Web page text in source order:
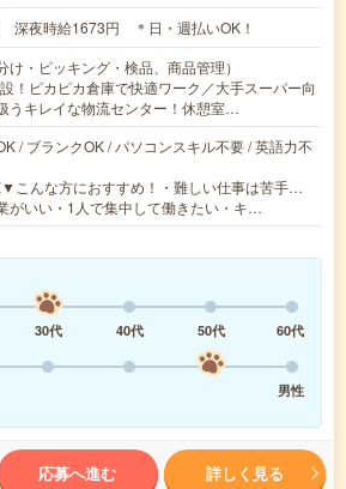
深夜時給1673円 ＊日・週払いOK！
け・ピッキング・検品、商品管理）
！ピカピカ倉庫で快適ワーク／大手スーパー向
うキレイな物流センター！休憩室…
/ ブランクOK / パソコンスキル不要 / 英語力不
こんな方におすすめ！・難しい仕事は苦手…
がいい・1人で集中して働きたい・キ…
30代 40代 50代
60代
男性
応募へ進む 詳しく見る